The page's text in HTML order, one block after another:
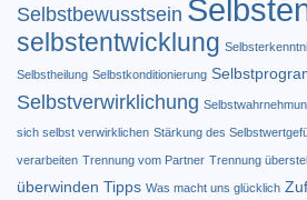
Selbstbewusstsein
selbstentwicklung
Selbstheilung Selbstkonditionierung
Selbstverwirklichung
sich selbst verwirklichen Stärkung des
verarbeiten Trennung vom Partner Trennung
überwinden Tipps Was macht uns glücklich